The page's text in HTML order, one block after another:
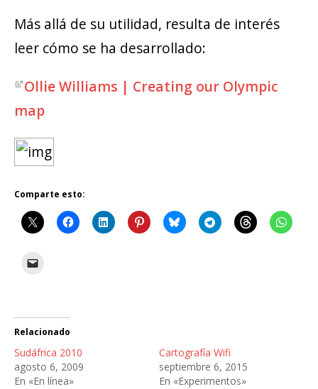
Más allá de su utilidad, resulta de interés
leer cómo se ha desarrollado:
Ollie Williams | Creating our Olympic
map
Comparte esto:
Relacionado
Sudáfrica 2010
agosto 6, 2009
En «En línea»
Cartografía Wifi
septiembre 6, 2015
En «Experimentos»